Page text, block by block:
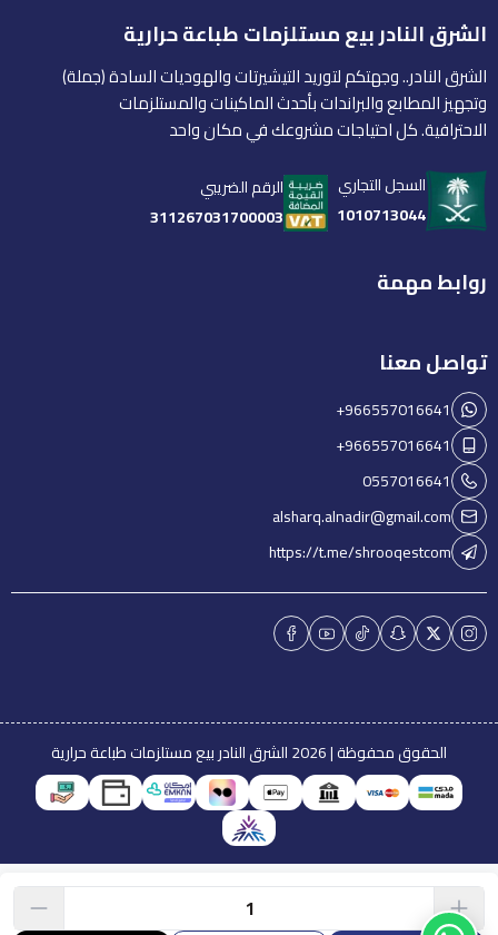
الشرق النادر بيع مستلزمات طباعة حرارية
الشرق النادر.. وجهتكم لتوريد التيشيرتات والهوديات السادة (جملة)
وتجهيز المطابع والبراندات بأحدث الماكينات والمستلزمات
الاحترافية. كل احتياجات مشروعك في مكان واحد
السجل التجاري
1010713044
الرقم الضريبي
311267031700003
روابط مهمة
تواصل معنا
+966557016641
+966557016641
0557016641
alsharq.alnadir@gmail.com
https://t.me/shrooqestcom
الحقوق محفوظة | 2026 الشرق النادر بيع مستلزمات طباعة حرارية